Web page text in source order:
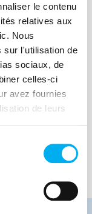
le contenu
relatives aux
Nous
sur l'utilisation de
sociaux, de
celles-ci
avez fournies
de leurs
data
et
dans la
la suite